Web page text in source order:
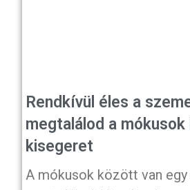
Rendkívül éles a
megtalálod a
kisegeret
A mókusok között van